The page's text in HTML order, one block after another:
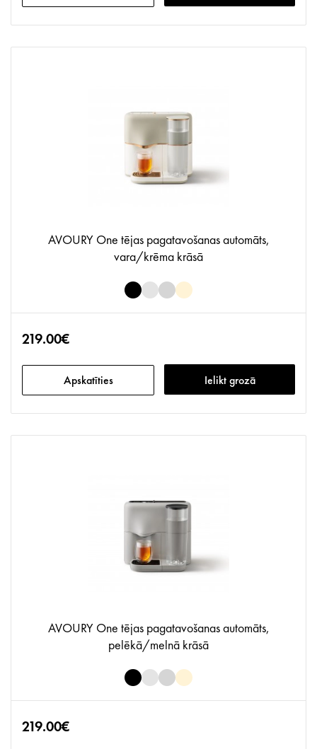
AVOURY One tējas pagatavošanas automāts,
vara/krēma krāsā
219.00€
Apskatīties Ielikt grozā
AVOURY One tējas pagatavošanas automāts,
pelēkā/melnā krāsā
219.00€